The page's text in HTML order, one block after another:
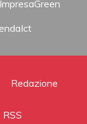
ImpresaGreen
Redazione
RSS